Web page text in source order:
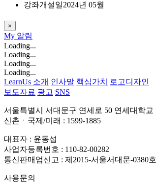
강좌개설일2024년 05월
×
My 알림
Loading...
Loading...
Loading...
Loading...
LearnUs 소개 인사말 핵심가치
로고디자인
보도자료 광고 SNS
서울특별시 서대문구 연세로 50 연세대학교
신촌ㆍ국제/미래 : 1599-1885
대표자 : 윤동섭
사업자등록번호 : 110-82-00282
통신판매업신고 : 제2015-서울서대문-0380호
사용문의